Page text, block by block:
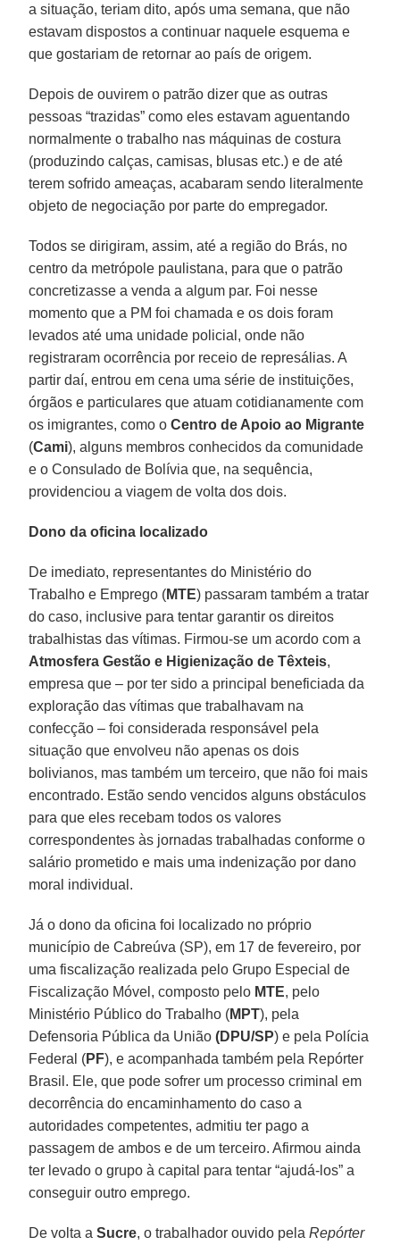
a situação, teriam dito, após uma semana, que não
estavam dispostos a continuar naquele esquema e
que gostariam de retornar ao país de origem.
Depois de ouvirem o patrão dizer que as outras
pessoas “trazidas” como eles estavam aguentando
normalmente o trabalho nas máquinas de costura
(produzindo calças, camisas, blusas etc.) e de até
terem sofrido ameaças, acabaram sendo literalmente
objeto de negociação por parte do empregador.
Todos se dirigiram, assim, até a região do Brás, no
centro da metrópole paulistana, para que o patrão
concretizasse a venda a algum par. Foi nesse
momento que a PM foi chamada e os dois foram
levados até uma unidade policial, onde não
registraram ocorrência por receio de represálias. A
partir daí, entrou em cena uma série de instituições,
órgãos e particulares que atuam cotidianamente com
os imigrantes, como oCentro de Apoio ao Migrante
(Cami), alguns membros conhecidos da comunidade
e o Consulado de Bolívia que, na sequência,
providenciou a viagem de volta dos dois.
Dono da oficina localizado
De imediato, representantes do Ministério do
Trabalho e Emprego (MTE) passaram também a tratar
do caso, inclusive para tentar garantir os direitos
trabalhistas das vítimas. Firmou-se um acordo com a
Atmosfera Gestão e Higienização de Têxteis,
empresa que – por ter sido a principal beneficiada da
exploração das vítimas que trabalhavam na
confecção – foi considerada responsável pela
situação que envolveu não apenas os dois
bolivianos, mas também um terceiro, que não foi mais
encontrado. Estão sendo vencidos alguns obstáculos
para que eles recebam todos os valores
correspondentes às jornadas trabalhadas conforme o
salário prometido e mais uma indenização por dano
moral individual.
Já o dono da oficina foi localizado no próprio
município de Cabreúva (SP), em 17 de fevereiro, por
uma fiscalização realizada pelo Grupo Especial de
Fiscalização Móvel, composto pelo MTE, pelo
Ministério Público do Trabalho (MPT), pela
Defensoria Pública da União(DPU/SP) e pela Polícia
Federal (PF), e acompanhada também pela Repórter
Brasil. Ele, que pode sofrer um processo criminal em
decorrência do encaminhamento do caso a
autoridades competentes, admitiu ter pago a
passagem de ambos e de um terceiro. Afirmou ainda
ter levado o grupo à capital para tentar “ajudá-los” a
conseguir outro emprego.
De volta aSucre, o trabalhador ouvido pelaRepórter